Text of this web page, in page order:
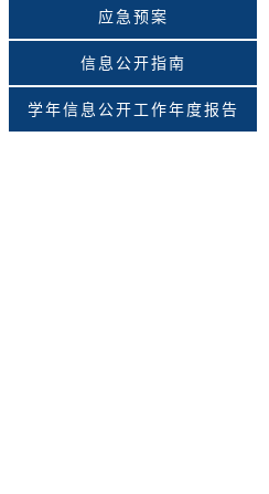
应急预案
信息公开指南
学年信息公开工作年度报告